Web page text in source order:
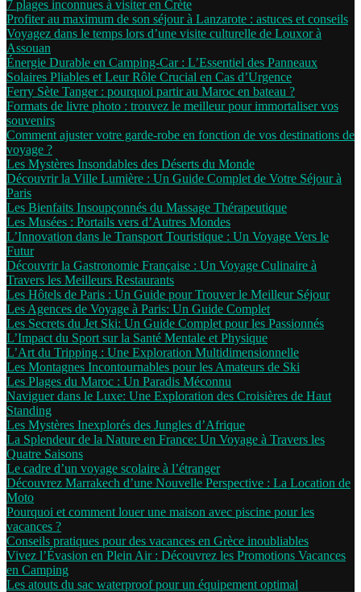
7 plages inconnues à visiter en Crète
Profiter au maximum de son séjour à Lanzarote : astuces et conseils
Voyagez dans le temps lors d’une visite culturelle de Louxor à
Assouan
Énergie Durable en Camping-Car : L’Essentiel des Panneaux
Solaires Pliables et Leur Rôle Crucial en Cas d’Urgence
Ferry Sète Tanger : pourquoi partir au Maroc en bateau ?
Formats de livre photo : trouvez le meilleur pour immortaliser vos
souvenirs
Comment ajuster votre garde-robe en fonction de vos destinations de
voyage ?
Les Mystères Insondables des Déserts du Monde
Découvrir la Ville Lumière : Un Guide Complet de Votre Séjour à
Paris
Les Bienfaits Insoupçonnés du Massage Thérapeutique
Les Musées : Portails vers d’Autres Mondes
L’Innovation dans le Transport Touristique : Un Voyage Vers le
Futur
Découvrir la Gastronomie Française : Un Voyage Culinaire à
Travers les Meilleurs Restaurants
Les Hôtels de Paris : Un Guide pour Trouver le Meilleur Séjour
Les Agences de Voyage à Paris: Un Guide Complet
Les Secrets du Jet Ski: Un Guide Complet pour les Passionnés
L’Impact du Sport sur la Santé Mentale et Physique
L’Art du Tripping : Une Exploration Multidimensionnelle
Les Montagnes Incontournables pour les Amateurs de Ski
Les Plages du Maroc : Un Paradis Méconnu
Naviguer dans le Luxe: Une Exploration des Croisières de Haut
Standing
Les Mystères Inexplorés des Jungles d’Afrique
La Splendeur de la Nature en France: Un Voyage à Travers les
Quatre Saisons
Le cadre d’un voyage scolaire à l’étranger
Découvrez Marrakech d’une Nouvelle Perspective : La Location de
Moto
Pourquoi et comment louer une maison avec piscine pour les
vacances ?
Conseils pratiques pour des vacances en Grèce inoubliables
Vivez l’Évasion en Plein Air : Découvrez les Promotions Vacances
en Camping
Les atouts du sac waterproof pour un équipement optimal